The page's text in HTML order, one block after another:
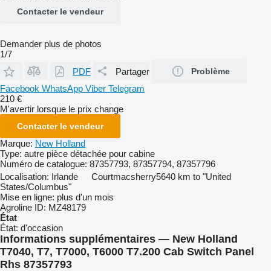
Contacter le vendeur
Demander plus de photos
1/7
PDF
Partager Problème
Facebook WhatsApp Viber Telegram
210 €
M'avertir lorsque le prix change
Contacter le vendeur
Marque: New Holland
Type: autre pièce détachée pour cabine
Numéro de catalogue: 87357793, 87357794, 87357796
Localisation: Irlande Courtmacsherry5640 km to "United
States/Columbus"
Mise en ligne: plus d'un mois
Agroline ID: MZ48179
État
État: d'occasion
Informations supplémentaires — New Holland
T7040, T7, T7000, T6000 T7.200 Cab Switch Panel
Rhs 87357793